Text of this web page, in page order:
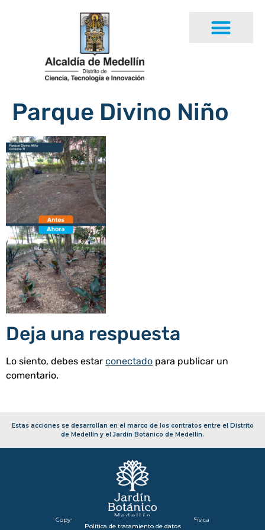
Parque Divino Niño
Deja una respuesta
Lo siento, debes estar conectado para publicar un
comentario.
Estas acciones se desarrollan en el marco de los contratos entre el Distrito
de Medellín y el Jardín Botánico de Medellín.
Copyright 2026 – Secretaría de Infraestructura Física
Política de tratamiento de datos